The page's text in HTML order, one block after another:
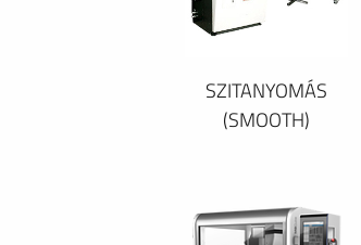
SZITANYOMÁS
(SMOOTH)